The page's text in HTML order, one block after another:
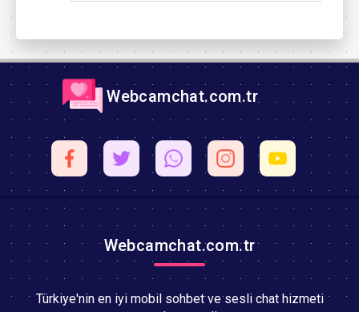
Webcamchat.com.tr
Webcamchat.com.tr
Türkiye'nin en iyi mobil sohbet ve sesli chat hizmeti